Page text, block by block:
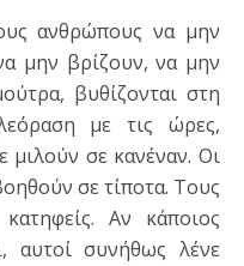
μην βρίζουν, να μην
βυθίζονται στη
με τις ώρες,
μιλούν σε κανέναν. Οι
σε τίποτα. Τους
Αν κάποιος
αυτοί συνήθως λένε